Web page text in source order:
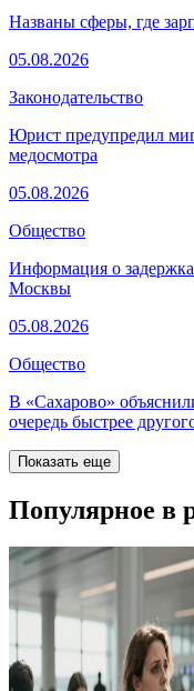
Названы сферы, где
05.08.2026
Законодательство
Юрист предупредил
медосмотра
05.08.2026
Общество
Информация о
Москвы
05.08.2026
Общество
В «Сахарово»
очередь быстрее
Показать еще
Популярное в